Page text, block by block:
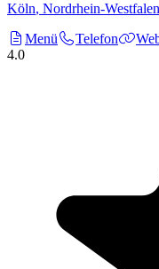
Köln, Nordrhein-Westfalen
Menü
Telefon
4.0